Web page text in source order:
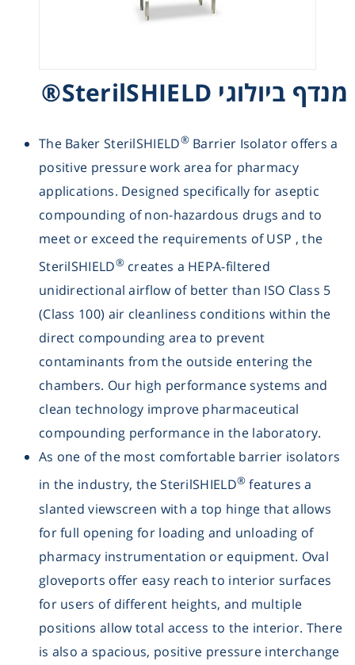
מנדף ביולוגי SterilSHIELD®
The Baker SterilSHIELD®Barrier Isolator offers a
positive pressure work area for pharmacy
applications. Designed specifically for aseptic
compounding of non-hazardous drugs and to
meet or exceed the requirements of USP , the
SterilSHIELD®creates a HEPA-filtered
unidirectional airflow of better than ISO Class 5
(Class 100) air cleanliness conditions within the
direct compounding area to prevent
contaminants from the outside entering the
chambers. Our high performance systems and
clean technology improve pharmaceutical
compounding performance in the laboratory.
As one of the most comfortable barrier isolators
in the industry, the SterilSHIELD® features a
slanted viewscreen with a top hinge that allows
for full opening for loading and unloading of
pharmacy instrumentation or equipment. Oval
gloveports offer easy reach to interior surfaces
for users of different heights, and multiple
positions allow total access to the interior. There
is also a spacious, positive pressure interchange
Pumps
Sample Preparation
Shaking & Stirring
Storage
Thermometry
Washing
Chromatography
Filtration
Glassware
Liquid Handling
Plasticware